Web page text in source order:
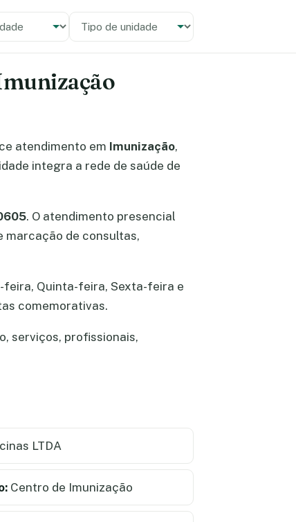
atendimento em Imunização,
integra a rede de saúde de
. O atendimento presencial
marcação de consultas,
feira, Quinta-feira, Sexta-feira e
comemorativas.
serviços, profissionais,
LTDA
Centro de Imunização